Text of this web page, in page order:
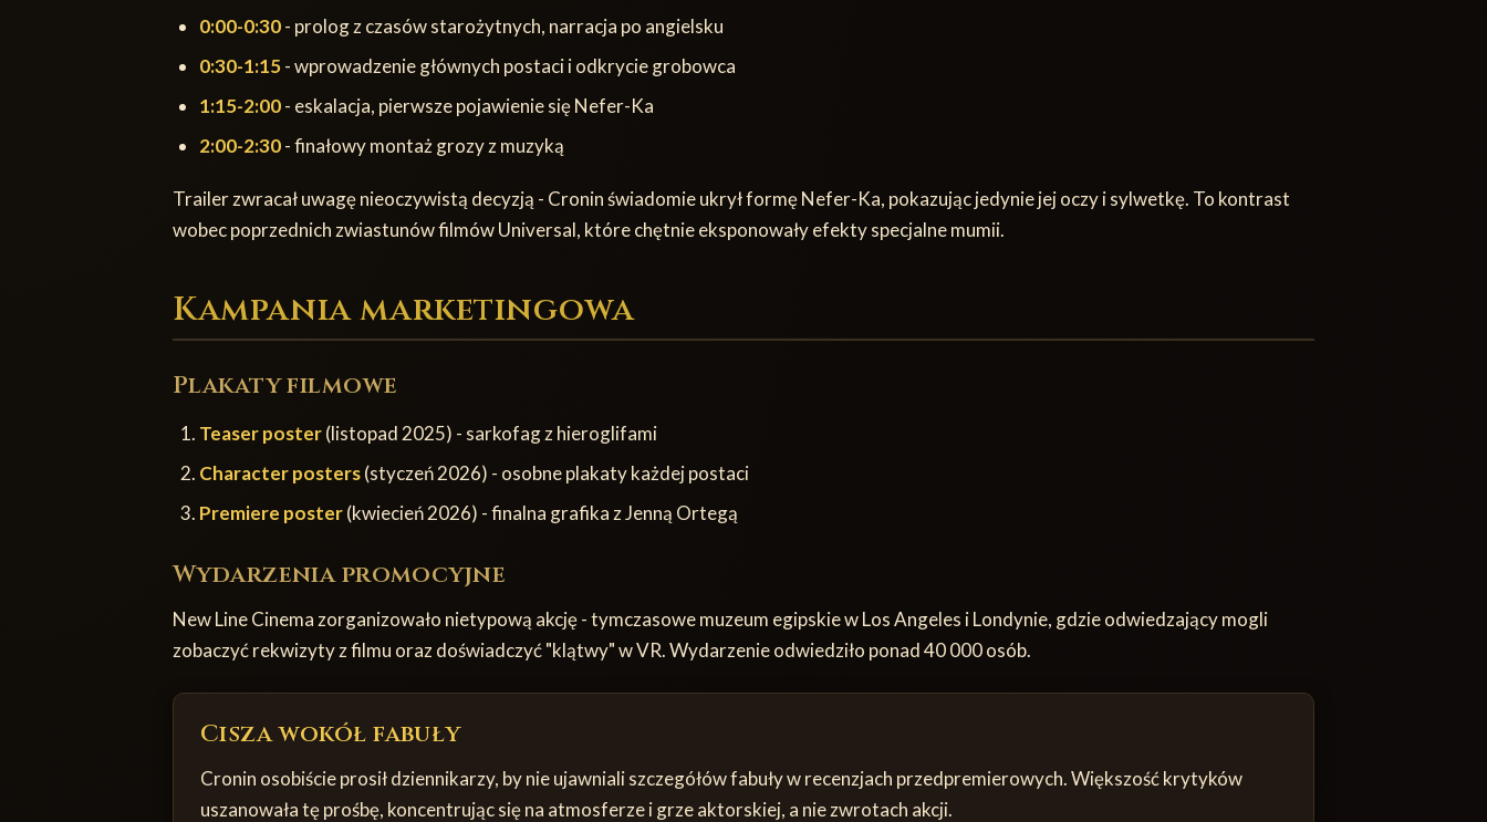
0:00-0:30- prolog z czasów starożytnych, narracja po angielsku
0:30-1:15- wprowadzenie głównych postaci i odkrycie grobowca
1:15-2:00- eskalacja, pierwsze pojawienie się Nefer-Ka
2:00-2:30- finałowy montaż grozy z muzyką
Trailer zwracał uwagę nieoczywistą decyzją - Cronin świadomie ukrył formę Nefer-Ka, pokazując jedynie jej oczy i sylwetkę. To kontrast
wobec poprzednich zwiastunów filmów Universal, które chętnie eksponowały efekty specjalne mumii.
Kampania marketingowa
Plakaty filmowe
Teaser poster(listopad 2025) - sarkofag z hieroglifami
Character posters(styczeń 2026) - osobne plakaty każdej postaci
Premiere poster(kwiecień 2026) - finalna grafika z Jenną Ortegą
Wydarzenia promocyjne
New Line Cinema zorganizowało nietypową akcję - tymczasowe muzeum egipskie w Los Angeles i Londynie, gdzie odwiedzający mogli
zobaczyć rekwizyty z filmu oraz doświadczyć "klątwy" w VR. Wydarzenie odwiedziło ponad 40 000 osób.
Cisza wokół fabuły
Cronin osobiście prosił dziennikarzy, by nie ujawniali szczegółów fabuły w recenzjach przedpremierowych. Większość krytyków
uszanowała tę prośbę, koncentrując się na atmosferze i grze aktorskiej, a nie zwrotach akcji.